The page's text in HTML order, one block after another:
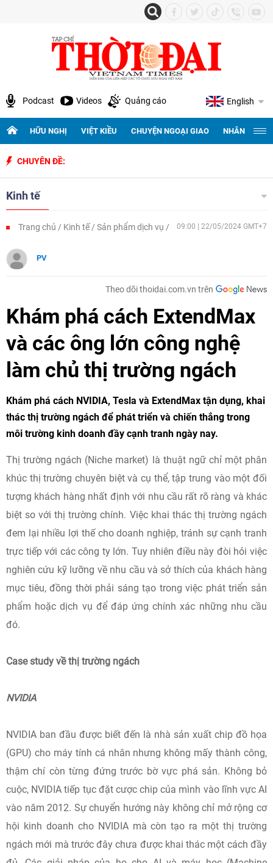
Podcast Videos Quảng cáo English
HỮU NGHỊ VIỆT KIỀU CHUYỆN NGOẠI GIAO NHÂN
CHUYÊN ĐỀ:
Kinh tế
Trang chủ Kinh tế Sản phẩm dịch vụ 09:00 | 22/05/2024 GMT+7
PV
Theo dõi thoidai.com.vn trên
Khám phá cách ExtendMax
và các ông lớn công nghệ
làm chủ thị trường ngách
Khám phá cách NVIDIA, Tesla và ExtendMax tận dụng, khai
thác thị trường ngách để phát triển và chiến thắng trong
môi trường kinh doanh đầy cạnh tranh ngày nay.
Thị trường ngách (Niche market) là thuật ngữ chỉ một phân
khúc thị trường chuyên biệt và cụ thể, tập trung vào một đối
tượng khách hàng nhất định với nhu cầu rất rõ ràng và khác
biệt so với thị trường chính. Việc khai thác thị trường ngách
đem lại nhiều lợi thế cho doanh nghiệp, tránh sự cạnh tranh
trực tiếp với các công ty lớn. Tuy nhiên điều này đòi hỏi việc
nghiên cứu kỹ lưỡng về nhu cầu và sở thích của khách hàng
mục tiêu, đồng thời phải sáng tạo trong việc phát triển sản
phẩm hoặc dịch vụ để đáp ứng chính xác những nhu cầu
đó.
Case study về thị trường ngách
NVIDIA
NVIDIA ban đầu được biết đến là nhà sản xuất chip đồ họa
(GPU) cho máy tính cá nhân nhưng không mấy thành công,
thậm chí còn từng đứng trước bờ vực phá sản. Không bỏ
cuộc, NVIDIA tiếp tục đặt cược chip của mình vào lĩnh vực AI
vào năm 2012. Sự chuyển hướng này không chỉ mở rộng cơ
hội kinh doanh cho NVIDIA mà còn tạo ra một thị trường
ngách mới mà trước đây chưa được khai thác một cách đầy